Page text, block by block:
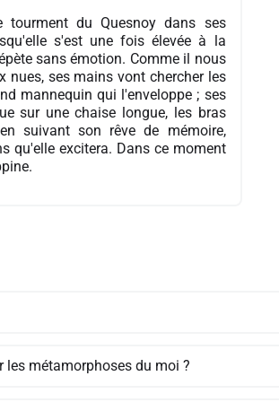
du Quesnoy dans ses
s'est une fois élevée à la
sans émotion. Comme il nous
nues, ses mains vont chercher les
mannequin qui l'enveloppe ; ses
sur une chaise longue, les bras
suivant son rêve de mémoire,
qu'elle excitera. Dans ce moment
les métamorphoses du moi ?